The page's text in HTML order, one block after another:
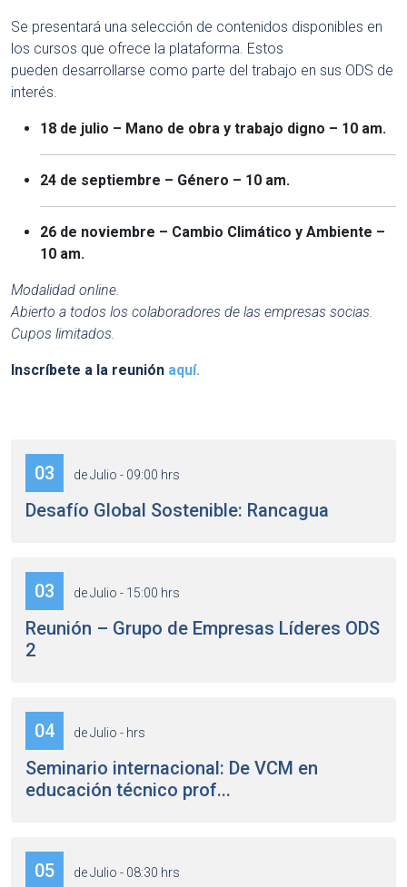
Se presentará una selección de contenidos disponibles en
los cursos que ofrece la plataforma. Estos
pueden desarrollarse como parte del trabajo en sus ODS de
interés.
18 de julio – Mano de obra y trabajo digno – 10 am.
24 de septiembre – Género – 10 am.
26 de noviembre – Cambio Climático y Ambiente –
10 am.
Modalidad online.
Abierto a todos los colaboradores de las empresas socias.
Cupos limitados.
Inscríbete a la reunión aquí.
03 de Julio - 09:00 hrs
Desafío Global Sostenible: Rancagua
03 de Julio - 15:00 hrs
Reunión – Grupo de Empresas Líderes ODS
2
04 de Julio - hrs
Seminario internacional: De VCM en
educación técnico prof...
05 de Julio - 08:30 hrs